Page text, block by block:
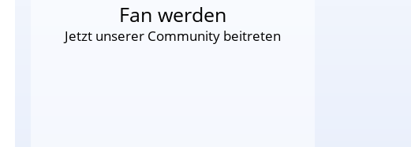
Fan werden
Jetzt unserer Community beitreten